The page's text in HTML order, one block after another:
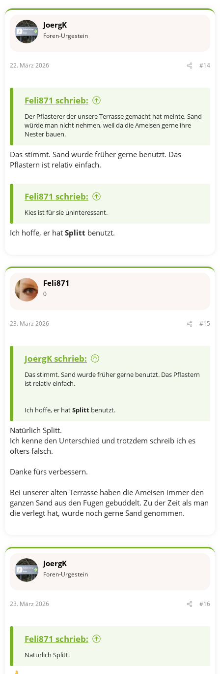
JoergK
Foren-Urgestein
22. März 2026 #14
Feli871 schrieb:
Der Pflasterer der unsere Terrasse gemacht hat meinte, Sand
würde man nicht nehmen, weil da die Ameisen gerne ihre
Nester bauen.
Das stimmt. Sand wurde früher gerne benutzt. Das
Pflastern ist relativ einfach.
Feli871 schrieb:
Kies ist für sie uninteressant.
Ich hoffe, er hat Splitt benutzt.
Feli871
0
23. März 2026 #15
JoergK schrieb:
Das stimmt. Sand wurde früher gerne benutzt. Das Pflastern
ist relativ einfach.
Ich hoffe, er hatSplitt benutzt.
Natürlich Splitt.
Ich kenne den Unterschied und trotzdem schreib ich es
öfters falsch.
Danke fürs verbessern.
Bei unserer alten Terrasse haben die Ameisen immer den
ganzen Sand aus den Fugen gebuddelt. Zu der Zeit als man
die verlegt hat, wurde noch gerne Sand genommen.
JoergK
Foren-Urgestein
23. März 2026 #16
Feli871 schrieb:
Natürlich Splitt.